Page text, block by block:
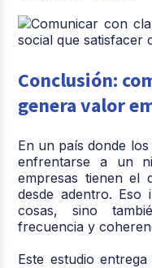
Conclusión:
genera valor
En un país donde
enfrentarse a un
empresas tienen el
desde adentro.
cosas, sino
frecuencia y
Este estudio